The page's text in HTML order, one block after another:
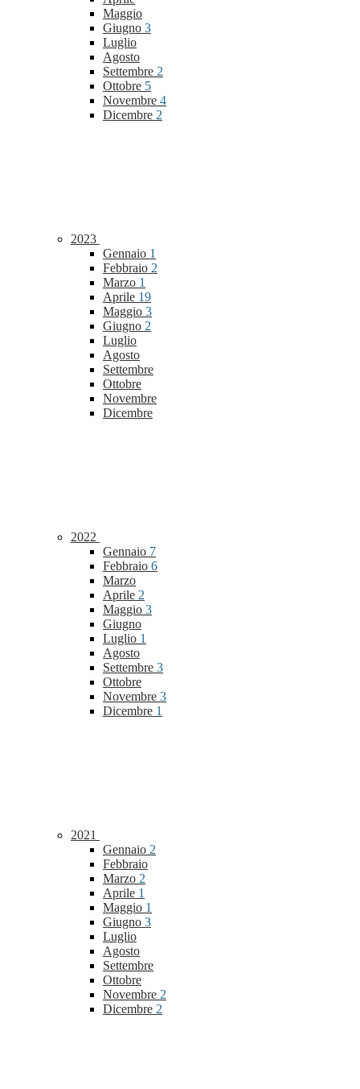
Maggio
Giugno 3
Luglio
Agosto
Settembre 2
Ottobre 5
Novembre 4
Dicembre 2
2023
Gennaio 1
Febbraio 2
Marzo 1
Aprile 19
Maggio 3
Giugno 2
Luglio
Agosto
Settembre
Ottobre
Novembre
Dicembre
2022
Gennaio 7
Febbraio 6
Marzo
Aprile 2
Maggio 3
Giugno
Luglio 1
Agosto
Settembre 3
Ottobre
Novembre 3
Dicembre 1
2021
Gennaio 2
Febbraio
Marzo 2
Aprile 1
Maggio 1
Giugno 3
Luglio
Agosto
Settembre
Ottobre
Novembre 2
Dicembre 2